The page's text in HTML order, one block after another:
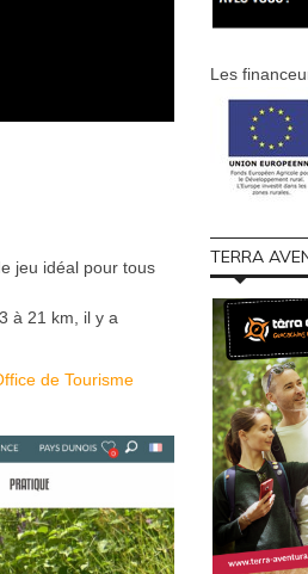
jeu idéal pour tous
à 21 km, il y a
de Tourisme
Les
TERRA